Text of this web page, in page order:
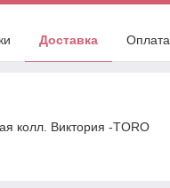
Доставка Оплата
колл. Виктория -TORO